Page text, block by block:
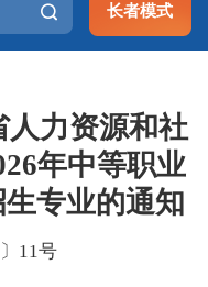
长者模式
人力资源和社
年中等职业
专业的通知
11号